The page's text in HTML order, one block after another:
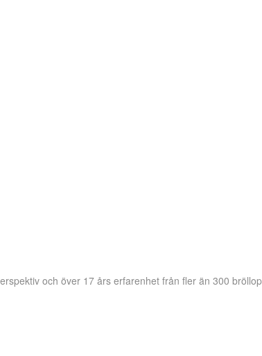
och över 17 års erfarenhet från fler än 300